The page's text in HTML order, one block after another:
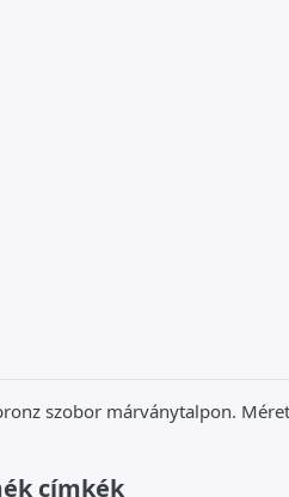
szobor márványtalpon.
címkék